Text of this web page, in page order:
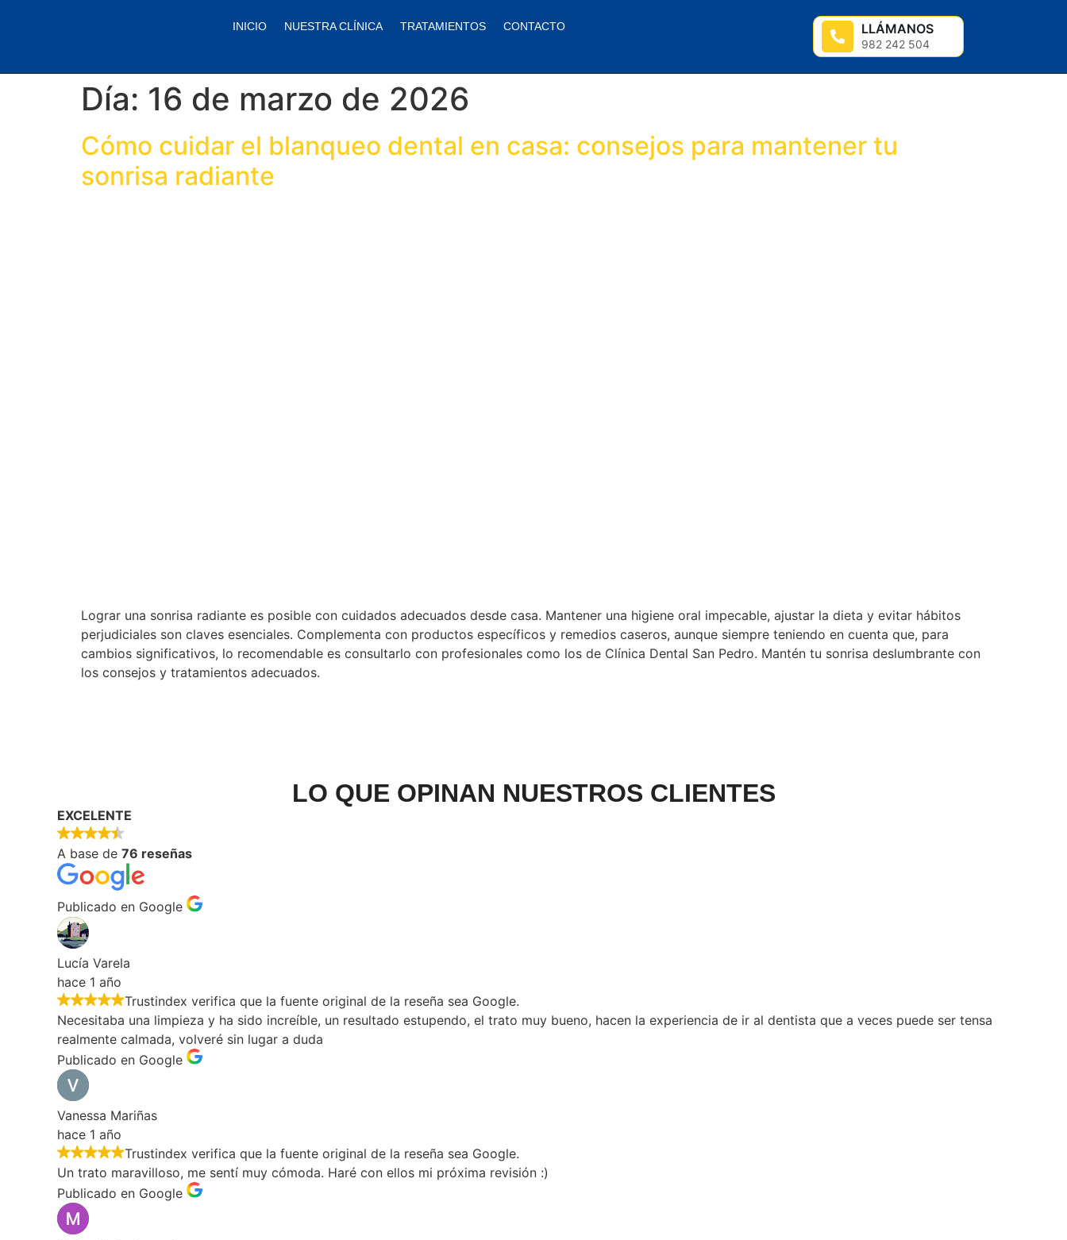
INICIO NUESTRA CLÍNICA TRATAMIENTOS CONTACTO LLÁMANOS
982 242 504
Día: 16 de marzo de 2026
Cómo cuidar el blanqueo dental en casa: consejos para mantener tu
sonrisa radiante
Lograr una sonrisa radiante es posible con cuidados adecuados desde casa. Mantener una higiene oral impecable, ajustar la dieta y evitar hábitos
perjudiciales son claves esenciales. Complementa con productos específicos y remedios caseros, aunque siempre teniendo en cuenta que, para
cambios significativos, lo recomendable es consultarlo con profesionales como los de Clínica Dental San Pedro. Mantén tu sonrisa deslumbrante con
los consejos y tratamientos adecuados.
LO QUE OPINAN NUESTROS CLIENTES
EXCELENTE
A base de 76 reseñas
Publicado en Google
Lucía Varela
hace 1 año
Trustindex verifica que la fuente original de la reseña sea Google.
Necesitaba una limpieza y ha sido increíble, un resultado estupendo, el trato muy bueno, hacen la experiencia de ir al dentista que a veces puede ser tensa
realmente calmada, volveré sin lugar a duda
Publicado en Google
Vanessa Mariñas
hace 1 año
Trustindex verifica que la fuente original de la reseña sea Google.
Un trato maravilloso, me sentí muy cómoda. Haré con ellos mi próxima revisión :)
Publicado en Google